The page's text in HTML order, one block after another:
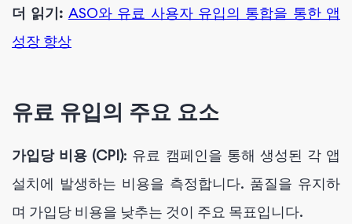
더 읽기: ASO와 유료 사용자 유입의 통합을 통한 앱
성장 향상
유료 유입의 주요 요소
가입당 비용 (CPI): 유료 캠페인을 통해 생성된 각 앱
설치에 발생하는 비용을 측정합니다. 품질을 유지하
며 가입당 비용을 낮추는 것이 주요 목표입니다.